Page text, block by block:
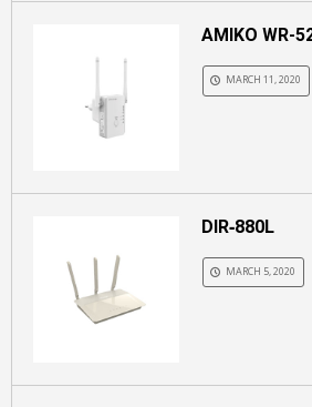
AMIKO WR-
MARCH 11, 2020
DIR‑880L
MARCH 5, 2020